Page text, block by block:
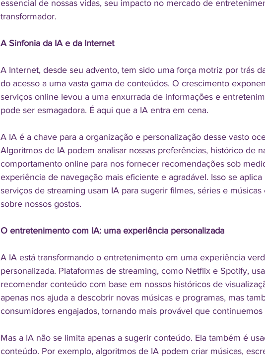
essencial de nossas vidas, seu impacto no mercado de
transformador.
A Sinfonia da IA e da Internet
A Internet, desde seu advento, tem sido uma força motriz por trás
do acesso a uma vasta gama de conteúdos. O crescimento
serviços online levou a uma enxurrada de informações e
pode ser esmagadora. É aqui que a IA entra em cena.
A IA é a chave para a organização e personalização desse vasto
Algoritmos de IA podem analisar nossas preferências, histórico de
comportamento online para nos fornecer recomendações sob
experiência de navegação mais eficiente e agradável. Isso se
serviços de streaming usam IA para sugerir filmes, séries e
sobre nossos gostos.
O entretenimento com IA: uma experiência personalizada
A IA está transformando o entretenimento em uma experiência
personalizada. Plataformas de streaming, como Netflix e Spotify,
recomendar conteúdo com base em nossos históricos de
apenas nos ajuda a descobrir novas músicas e programas, mas
consumidores engajados, tornando mais provável que continuemos
Mas a IA não se limita apenas a sugerir conteúdo. Ela também é
conteúdo. Por exemplo, algoritmos de IA podem criar músicas,